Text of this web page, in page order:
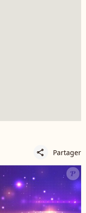
share Partager